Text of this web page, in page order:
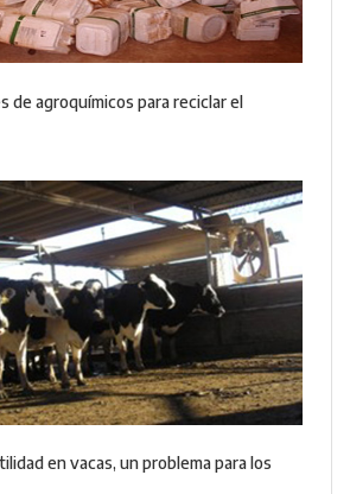
de agroquímicos para reciclar el
en vacas, un problema para los